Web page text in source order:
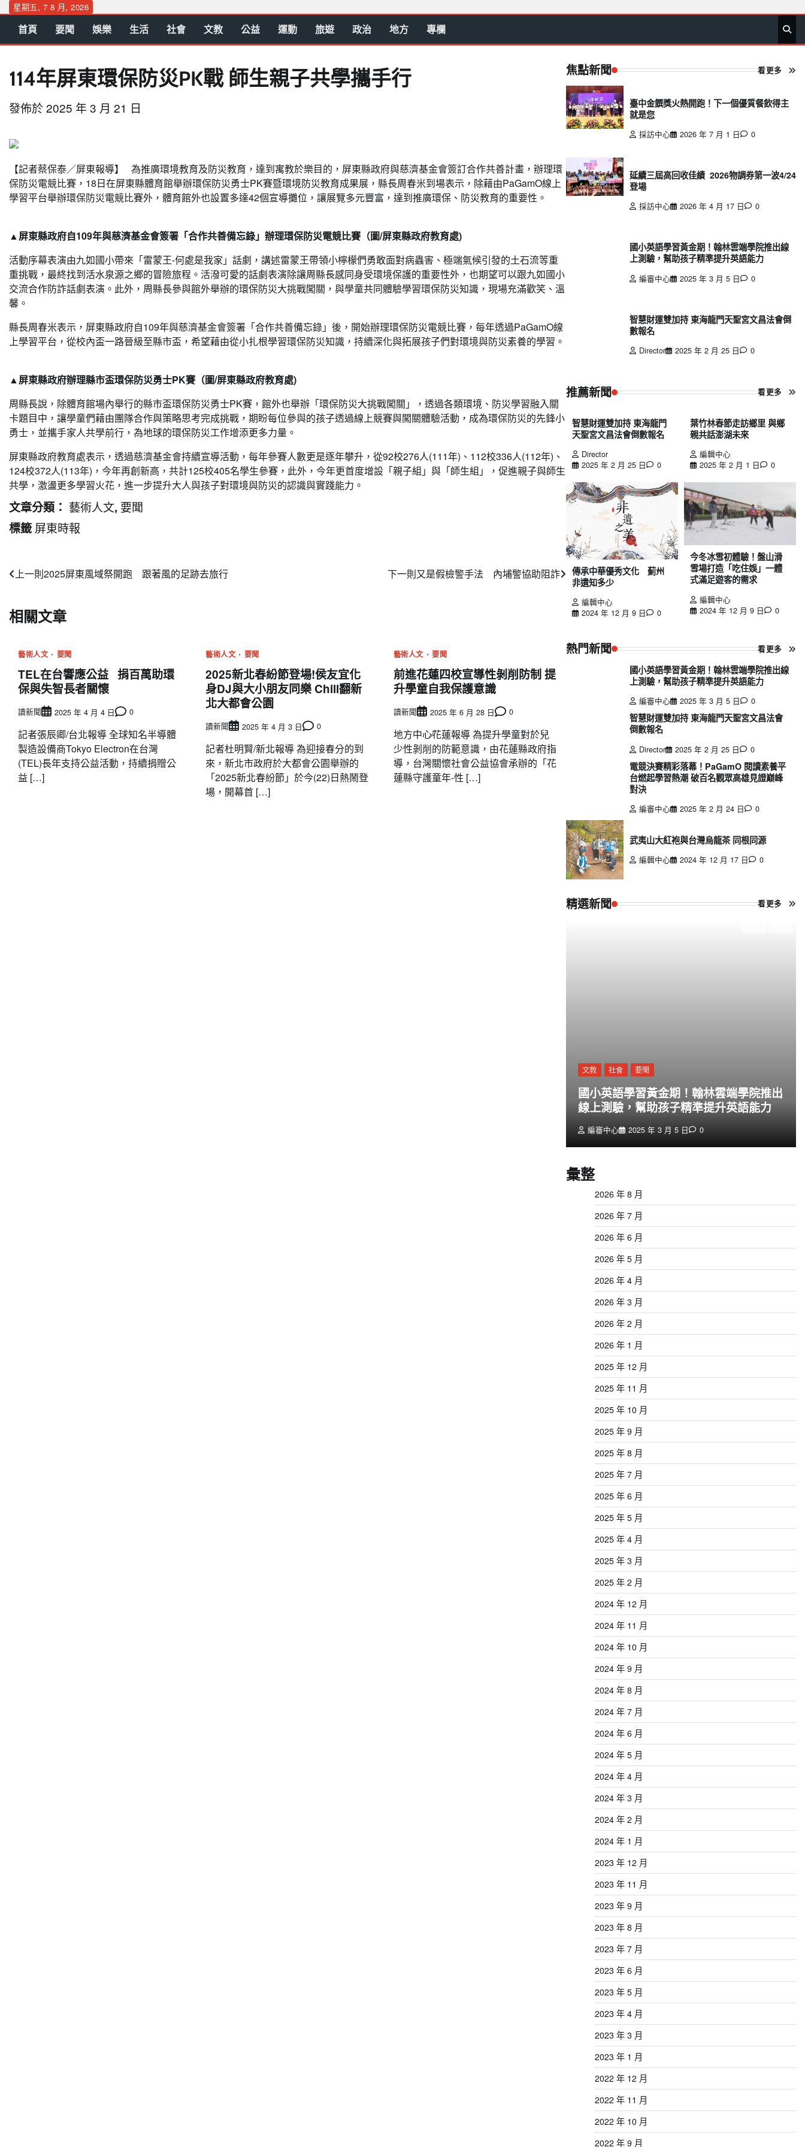
Skip
content
星期五, 7 8 月, 2026
首 要 娛 生 社 文 公 運 旅 政 地
方
專
欄
首頁 要聞 娛樂 生活 社會 文教 公益 運動 旅遊 政治 地方 專欄
114年屏東環保防災PK戰 師生親子共學攜手行
發佈於2025 年 3 月 21 日
【記者蔡保泰／屏東報導】 為推廣環境教育及防災教育，達到寓教於樂目的，屏東縣政府與慈濟基金會簽訂合作共善計畫，辦理環
保防災電競比賽，18日在屏東縣體育館舉辦環保防災勇士PK賽暨環境防災教育成果展，縣長周春米到場表示，除藉由PaGamO線上
學習平台舉辦環保防災電競比賽外，體育館外也設置多達42個宣導攤位，讓展覽多元豐富，達到推廣環保、防災教育的重要性。
▲屏東縣政府自109年與慈濟基金會簽署「合作共善備忘錄」辦理環保防災電競比賽（圖/屏東縣政府教育處)
活動序幕表演由九如國小帶來「雷蒙王-何處是我家」話劇，講述雷蒙王帶領小檸檬們勇敢面對病蟲害、極端氣候引發的土石流等重
重挑戰，最終找到活水泉源之鄉的冒險旅程。活潑可愛的話劇表演除讓周縣長感同身受環境保護的重要性外，也期望可以跟九如國小
交流合作防詐話劇表演。此外，周縣長參與館外舉辦的環保防災大挑戰闖關，與學童共同體驗學習環保防災知識，現場充滿歡笑、溫
馨。
縣長周春米表示，屏東縣政府自109年與慈濟基金會簽署「合作共善備忘錄」後，開始辦理環保防災電競比賽，每年透過PaGamO線
上學習平台，從校內盃一路晉級至縣市盃，希望藉由從小扎根學習環保防災知識，持續深化與拓展孩子們對環境與防災素養的學習。
▲屏東縣政府辦理縣市盃環保防災勇士PK賽（圖/屏東縣政府教育處)
周縣長說，除體育館場內舉行的縣市盃環保防災勇士PK賽，館外也舉辦「環保防災大挑戰闖關」，透過各類環境、防災學習融入關
卡題目中，讓學童們藉由團隊合作與策略思考完成挑戰，期盼每位參與的孩子透過線上競賽與闖關體驗活動，成為環保防災的先鋒小
勇士，並攜手家人共學前行，為地球的環保防災工作增添更多力量。
屏東縣政府教育處表示，透過慈濟基金會持續宣導活動，每年參賽人數更是逐年攀升，從92校276人(111年)、112校336人(112年)、
124校372人(113年)，今年再創新高，共計125校405名學生參賽，此外，今年更首度增設「親子組」與「師生組」，促進親子與師生
共學，激盪更多學習火花，進一步提升大人與孩子對環境與防災的認識與實踐能力。
文章分類： 藝術人文, 要聞
標籤 屏東時報
文
導
上一則2025屏東風域祭開跑 跟著風的足跡去旅行 下一則又是假檢警手法 內埔警協助阻詐
相關文章
藝術人文 要聞
TEL在台響應公益 捐百萬助環
保與失智長者關懷
讀新聞 2025 年 4 月 4 日 0
記者張辰卿/台北報導 全球知名半導體
製造設備商Tokyo Electron在台灣
(TEL)長年支持公益活動，持續捐贈公
益 […]
藝術人文 要聞
2025新北春紛節登場!侯友宜化
身DJ與大小朋友同樂 Chill翻新
北大都會公園
讀新聞 2025 年 4 月 3 日 0
記者杜明賢/新北報導 為迎接春分的到
來，新北市政府於大都會公園舉辦的
「2025新北春紛節」於今(22)日熱鬧登
場，開幕首 […]
藝術人文 要聞
前進花蓮四校宣導性剝削防制 提
升學童自我保護意識
讀新聞 2025 年 6 月 28 日 0
地方中心∕花蓮報導 為提升學童對於兒
少性剝削的防範意識，由花蓮縣政府指
導，台灣關懷社會公益協會承辦的「花
蓮縣守護童年-性 […]
焦點新聞 看更多
臺中金饌獎火熱開跑！下一個優質餐飲得主
就是您
採訪中心 2026 年 7 月 1 日 0
延續三屆高回收佳績 2026物調券第一波4/24
登場
採訪中心 2026 年 4 月 17 日 0
國小英語學習黃金期！翰林雲端學院推出線
上測驗，幫助孩子精準提升英語能力
編審中心 2025 年 3 月 5 日 0
智慧財運雙加持 東海龍門天聖宮文昌法會倒
數報名
Director 2025 年 2 月 25 日 0
推薦新聞 看更多
智慧財運雙加持 東海龍門
天聖宮文昌法會倒數報名
Director
2025 年 2 月 25 日
0
葉竹林春節走訪鄉里 與鄉
親共話澎湖未來
編輯中心
2025 年 2 月 1 日
0
傳承中華優秀文化 薊州
非遺知多少
編輯中心
2024 年 12 月 9 日
0
今冬冰雪初體驗！盤山滑
雪場打造「吃住娛」一體
式滿足遊客的需求
編輯中心
2024 年 12 月 9 日
0
熱門新聞 看更多
國小英語學習黃金期！翰林雲端學院推出線
上測驗，幫助孩子精準提升英語能力
編審中心 2025 年 3 月 5 日 0
智慧財運雙加持 東海龍門天聖宮文昌法會
倒數報名
Director 2025 年 2 月 25 日 0
電競決賽精彩落幕！PaGamO 閱讀素養平
台燃起學習熱潮 破百名觀眾高雄見證巔峰
對決
編審中心 2025 年 2 月 24 日 0
武夷山大紅袍與台灣烏龍茶 同根同源
編輯中心 2024 年 12 月 17 日 0
精選新聞 看更多
文教 社會 要聞
國小英語學習黃金期！翰林雲端學院推出
線上測驗，幫助孩子精準提升英語能力
編審中心 2025 年 3 月 5 日 0
彙整
2026 年 8 月
2026 年 7 月
2026 年 6 月
2026 年 5 月
2026 年 4 月
2026 年 3 月
2026 年 2 月
2026 年 1 月
2025 年 12 月
2025 年 11 月
2025 年 10 月
2025 年 9 月
2025 年 8 月
2025 年 7 月
2025 年 6 月
2025 年 5 月
2025 年 4 月
2025 年 3 月
2025 年 2 月
2024 年 12 月
2024 年 11 月
2024 年 10 月
2024 年 9 月
2024 年 8 月
2024 年 7 月
2024 年 6 月
2024 年 5 月
2024 年 4 月
2024 年 3 月
2024 年 2 月
2024 年 1 月
2023 年 12 月
2023 年 11 月
2023 年 9 月
2023 年 8 月
2023 年 7 月
2023 年 6 月
2023 年 5 月
2023 年 4 月
2023 年 3 月
2023 年 1 月
2022 年 12 月
2022 年 11 月
2022 年 10 月
2022 年 9 月